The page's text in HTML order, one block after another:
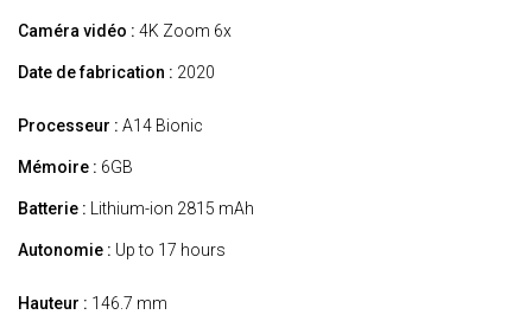
Caméra vidéo : 4K Zoom 6x
Date de fabrication : 2020
Processeur : A14 Bionic
Mémoire : 6GB
Batterie : Lithium-ion 2815 mAh
Autonomie : Up to 17 hours
Hauteur : 146.7 mm